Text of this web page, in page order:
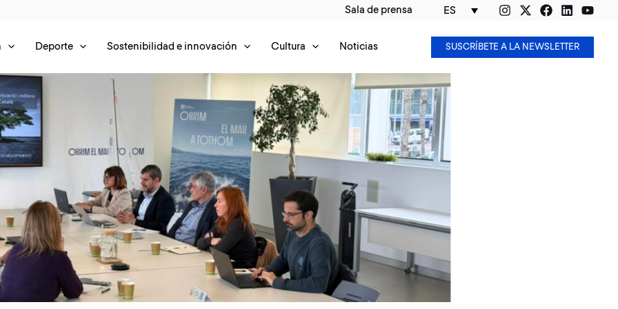
Sala de prensa ES
Deporte Sostenibilidad e innovación Cultura Noticias SUSCRÍBETE A LA NEWSLETTER